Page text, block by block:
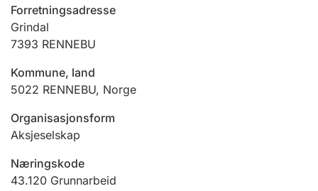
Jeger
Ektepaktveileder
Offentlig sektor
Forretningsadresse
Grindal
7393 RENNEBU
Kommune, land
5022 RENNEBU, Norge
Organisasjonsform
Aksjeselskap
Næringskode
43.120 Grunnarbeid